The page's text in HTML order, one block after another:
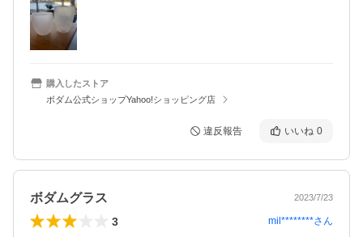
購入したストア
ボダム公式ショップYahoo!ショッピング店
違反報告 いいね 0
ボダムグラス 2023/7/23
3 mil********さん